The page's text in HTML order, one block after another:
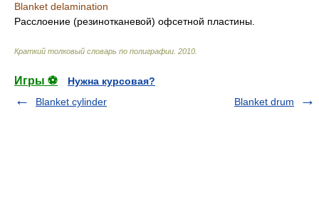
Blanket delamination
Расслоение (резинотканевой) офсетной пластины.
Краткий толковый словарь по полиграфии 2010
Игры ⚽
Нужна курсовая?
Blanket cylinder
Blanket drum